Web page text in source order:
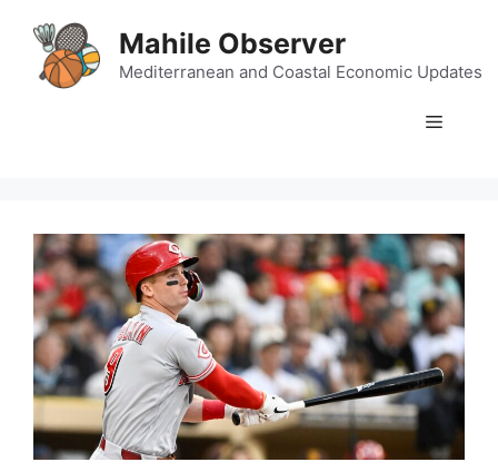
content
Mahile Observer
Mediterranean and Coastal Economic Updates
Menu